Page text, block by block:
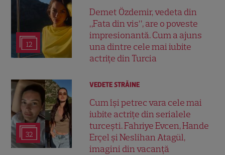
12
Demet Özdemir, vedeta din
„Fata din vis”, are o poveste
impresionantă. Cum a ajuns
una dintre cele mai iubite
actrițe din Turcia
32
VEDETE STRĂINE
Cum își petrec vara cele mai
iubite actrițe din serialele
turcești. Fahriye Evcen, Hande
Erçel și Neslihan Atagül,
imagini din vacanță